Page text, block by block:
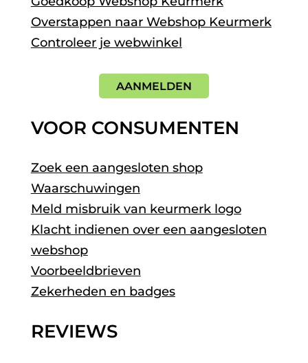
Overstappen naar Webshop Keurmerk
Controleer je webwinkel
AANMELDEN
VOOR CONSUMENTEN
Zoek een aangesloten shop
Waarschuwingen
Meld misbruik van keurmerk logo
Klacht indienen over een aangesloten
webshop
Voorbeeldbrieven
Zekerheden en badges
REVIEWS